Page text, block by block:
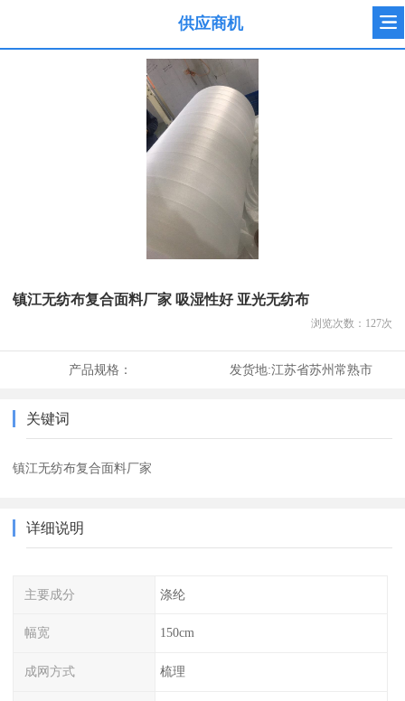
供应商机
镇江无纺布复合面料厂家 吸湿性好 亚光无纺布
浏览次数： 127次
产品规格： 发货地:江苏省苏州常熟市
关键词
镇江无纺布复合面料厂家
详细说明
主要成分 涤纶
幅宽 150cm
成网方式 梳理